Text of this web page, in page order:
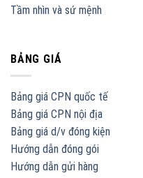
Tầm nhìn và sứ mệnh
BẢNG GIÁ
Bảng giá CPN quốc tế
Bảng giá CPN nội địa
Bảng giá d/v đóng kiện
Hướng dẫn đóng gói
Hướng dẫn gửi hàng